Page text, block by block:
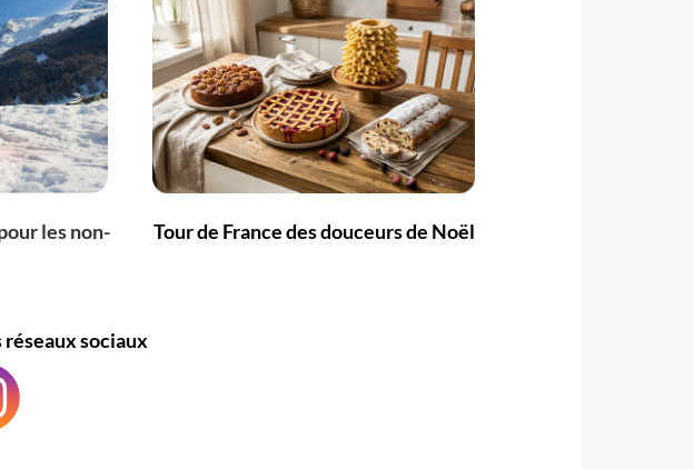
les non-
Tour de France des douceurs de Noël
sociaux